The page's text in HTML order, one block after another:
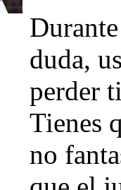
duda,
perder
Tienes
no